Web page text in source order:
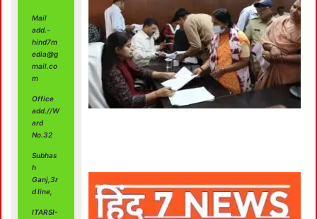
Mail
add.-
hind7m
edia@g
mail.co
m
Office
add.//W
ard
No.32
Subhas
h
Ganj,3r
d line,
ITARSI-